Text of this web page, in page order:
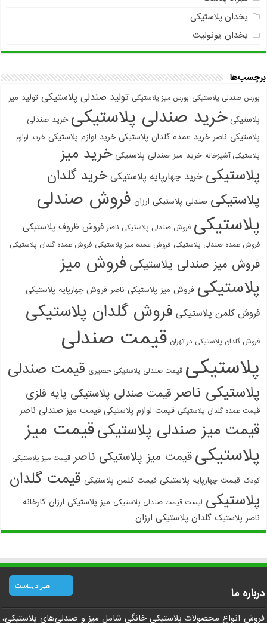
یخدان پلاستیکی
یخدان یونولیت
برچسب‌ها
بورس صندلی پلاستیکی بورس میز پلاستیکی تولید صندلی پلاستیکی تولید میز
پلاستیکی خرید صندلی پلاستیکی خرید صندلی
پلاستیکی ناصر خرید عمده گلدان پلاستیکی خرید لوازم پلاستیکی خرید لوازم
پلاستیکی آشپزخانه خرید میز صندلی پلاستیکی خرید میز
پلاستیکی خرید چهارپایه پلاستیکی خرید گلدان
پلاستیکی صندلی پلاستیکی ارزان فروش صندلی
پلاستیکی فروش صندلی پلاستیکی ناصر فروش ظروف پلاستیکی
فروش عمده صندلی پلاستیکی فروش عمده میز پلاستیکی فروش عمده گلدان پلاستیکی
فروش میز صندلی پلاستیکی فروش میز
پلاستیکی فروش میز پلاستیکی ناصر فروش چهارپایه پلاستیکی
فروش کلمن پلاستیکی فروش گلدان پلاستیکی
فروش گلدان پلاستیکی در تهران قیمت صندلی
پلاستیکی قیمت صندلی پلاستیکی حصیری قیمت صندلی
پلاستیکی ناصر قیمت صندلی پلاستیکی پایه فلزی
قیمت عمده گلدان پلاستیکی قیمت لوازم پلاستیکی قیمت میز صندلی ناصر
قیمت میز صندلی پلاستیکیقیمت میز
پلاستیکی قیمت میز پلاستیکی ناصر قیمت میز پلاستیکی
کودک قیمت چهارپایه پلاستیکی قیمت کلمن پلاستیکی قیمت گلدان
پلاستیکی لیست قیمت صندلی پلاستیکی میز پلاستیکی ارزان کارخانه
ناصر پلاستیک گلدان پلاستیکی ارزان
درباره ما
فروش انواع محصولات پلاستیکی خانگی شامل میز و صندلی‌های پلاستیکی،
هیراد پلاست